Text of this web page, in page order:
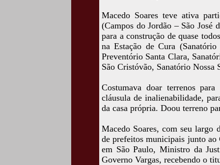
Macedo Soares teve ativa
(Campos do Jordão – São José
para a construção de quase
na Estação de Cura
Preventório Santa Clara,
São Cristóvão, Sanatório Nossa
Costumava doar terrenos
cláusula de inalienabilidade,
da casa própria. Doou terreno
Macedo Soares, com seu largo
de prefeitos municipais junto
em São Paulo, Ministro da
Governo Vargas, recebendo o